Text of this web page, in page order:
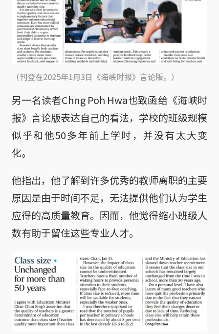
（刊登在2025年1月3日《海峡时报》言论版。）
另一名读者Chng Poh Hwa也致函给《海峡时
报》言论版表达自己的看法，学校的班级规模
似乎和他50多年前上学时，并没有太大变
化。
他指出，他了解到许多优秀的教师离职的主要
原因是由于时间不足，无法提供他们认为学生
应得的高质量教育。因而，他觉得缩小班级人
数有助于留住这些专业人才。